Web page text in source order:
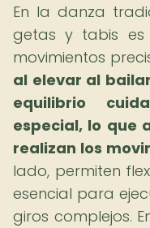
En la danza
getas y tabis
movimientos
al elevar al
equilibrio
especial, lo que
realizan los
lado, permiten
esencial para
giros complejos.